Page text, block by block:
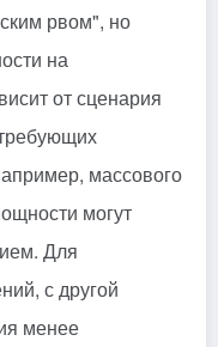
рвом", но
на
от сценария
массового
могут
Для
с другой
менее